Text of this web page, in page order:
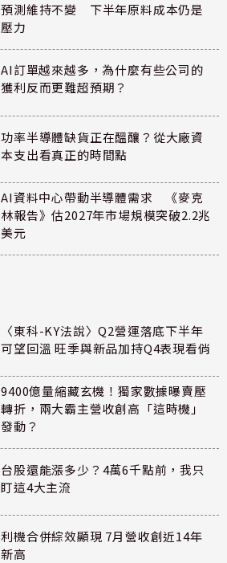
預測維持不變 下半年原料成本仍是
壓力
AI訂單越來越多，為什麼有些公司的
獲利反而更難超預期？
功率半導體缺貨正在醞釀？從大廠資
本支出看真正的時間點
AI資料中心帶動半導體需求 《麥克
林報告》估2027年市場規模突破2.2兆
美元
〈東科-KY法說〉Q2營運落底下半年
可望回溫 旺季與新品加持Q4表現看俏
9400億量縮藏玄機！獨家數據曝賣壓
轉折，兩大霸主營收創高「這時機」
發動？
台股還能漲多少？4萬6千點前，我只
盯這4大主流
利機合併綜效顯現 7月營收創近14年
新高